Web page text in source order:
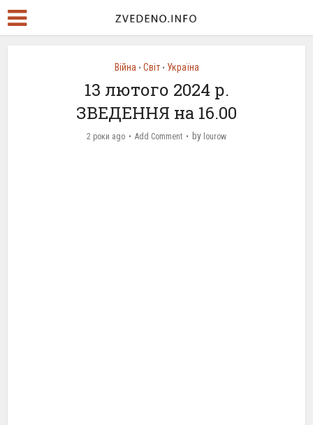
Війна • Світ • Україна
13 лютого 2024 р.
ЗВЕДЕННЯ на 16.00
2 роки ago Add Comment by lourow